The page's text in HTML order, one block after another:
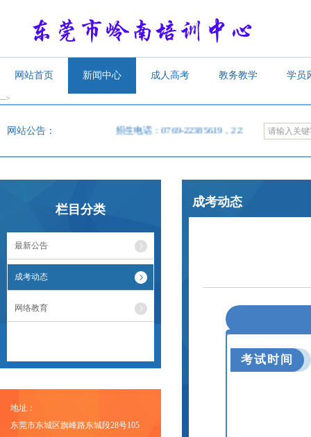
网站首页 新闻中心 成人高考 教务教学 学员
-->
<
网站公告： 招生电话：0769-22385619，22385620，22385609
栏目分类
最新公告
成考动态
网络教育
地址：
东莞市东城区旗峰路东城段28号105
成考动态
考试时间